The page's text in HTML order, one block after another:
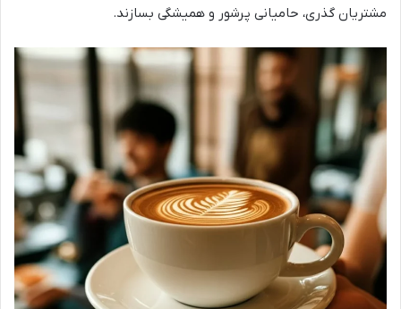
مشتریان گذری، حامیانی پرشور و همیشگی بسازند.